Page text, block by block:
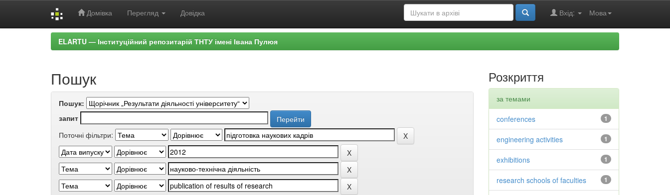
Домівка Перегляд Довідка Мова
Вхід:
ELARTU — Інституційний репозитарій ТНТУ імені Івана Пулюя
Пошук
Пошук:
запит
Поточні фільтри:
Розкриття
за темами
1
conferences
1
engineering activities
1
exhibitions
1
research schools of faculties